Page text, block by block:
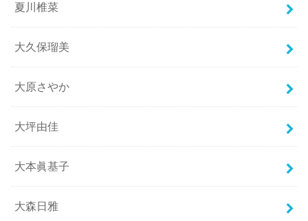
夏川椎菜
大久保瑠美
大原さやか
大坪由佳
大本眞基子
大森日雅